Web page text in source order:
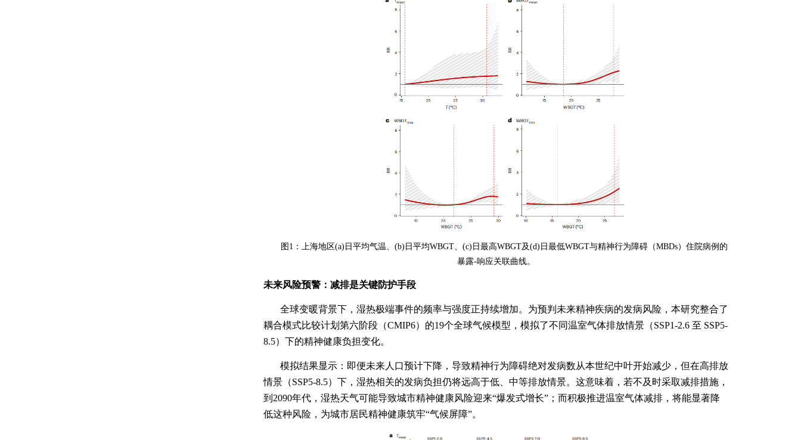
图 1 ：上海地区(a) 日平均气温、 (b) 日平均WBGT、 (c) 日最高WBGT及(d) 日最低WBGT与精神行为障碍（MBDs）住院病例的
暴露-响应关联曲线。
未来风险预警：减排是关键防护手段
全球变暖背景下，湿热极端事件的频率与强度正持续增加。为预判未来精神疾病的发病风险，本研究整合了
耦合模式比较计划第六阶段（CMIP6）的19个全球气候模型，模拟了不同温室气体排放情景（SSP1-2.6 至 SSP5-
8.5）下的精神健康负担变化。
模拟结果显示：即便未来人口预计下降，导致精神行为障碍绝对发病数从本世纪中叶开始减少，但在高排放
情景（SSP5-8.5）下，湿热相关的发病负担仍将远高于低、中等排放情景。这意味着，若不及时采取减排措施，
到 2090年代，湿热天气可能导致城市精神健康风险迎来“爆发式增长”；而积极推进温室气体减排，将能显著降
低这种风险，为城市居民精神健康筑牢“气候屏障”。